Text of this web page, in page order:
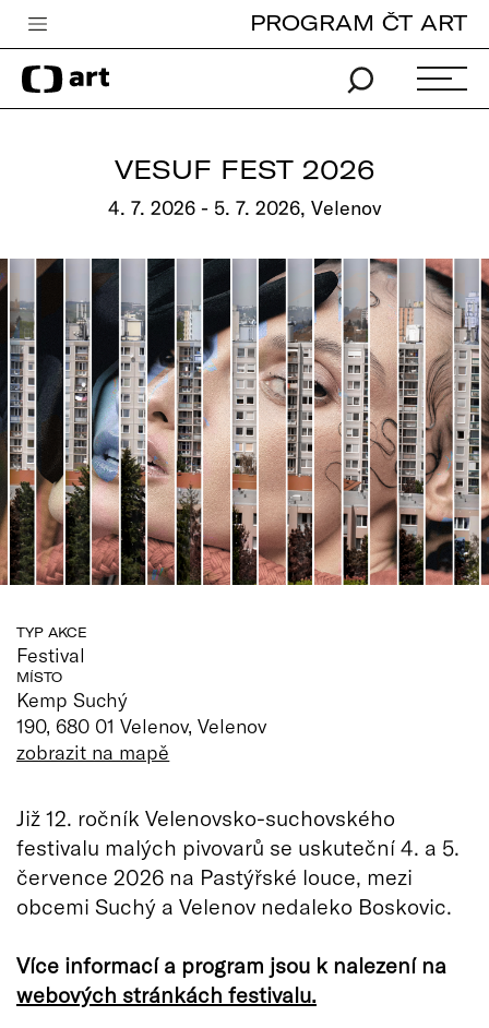
Česká televize
Zpravodajství
Pro děti
edu
Vše o ČT
PROGRAM ČT ART
VESUF FEST 2026
4. 7. 2026 - 5. 7. 2026, Velenov
TYP AKCE
Festival
MÍSTO
Kemp Suchý
190, 680 01 Velenov, Velenov
zobrazit na mapě
Již 12. ročník Velenovsko-suchovského
festivalu malých pivovarů se uskuteční 4. a 5.
července 2026 na Pastýřské louce, mezi
obcemi Suchý a Velenov nedaleko Boskovic.
Více informací a program jsou k nalezení na
webových stránkách festivalu.